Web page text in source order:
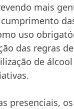
mais
uso
das regras
de
presenciais,